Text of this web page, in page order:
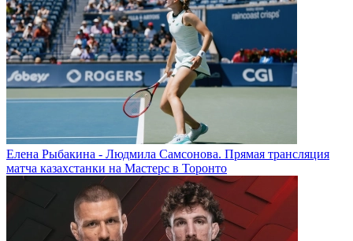
Елена Рыбакина - Людмила Самсонова. Прямая трансляция
матча казахстанки на Мастерс в Торонто